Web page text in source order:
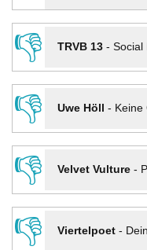
👎
TRVB 13- Social
👎
Uwe Höll - Keine
👎
Velvet Vulture-
👎
Viertelpoet-